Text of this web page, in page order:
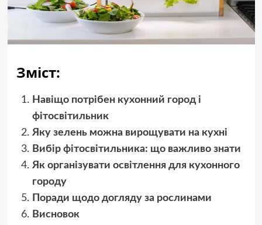
Зміст:
Навіщо потрібен кухонний город і
фітосвітильник
Яку зелень можна вирощувати на кухні
Вибір фітосвітильника: що важливо знати
Як організувати освітлення для кухонного
городу
Поради щодо догляду за рослинами
Висновок